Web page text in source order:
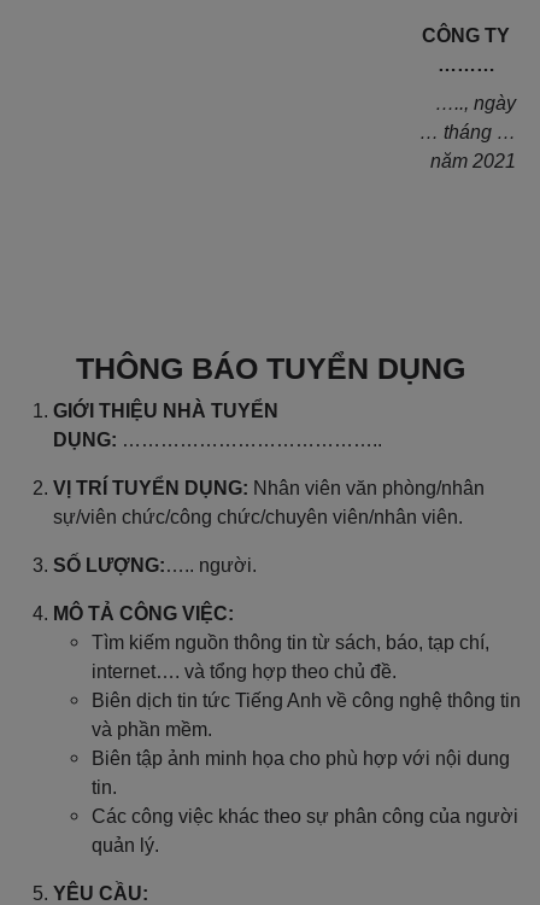
CÔNG TY
………
….., ngày
… tháng …
năm 2021
THÔNG BÁO TUYỂN DỤNG
GIỚI THIỆU NHÀ TUYỂN
DỤNG: …………………………………..
VỊ TRÍ TUYỂN DỤNG: Nhân viên văn phòng/nhân
sự/viên chức/công chức/chuyên viên/nhân viên.
SỐ LƯỢNG:….. người.
MÔ TẢ CÔNG VIỆC:
Tìm kiếm nguồn thông tin từ sách, báo, tạp chí,
internet…. và tổng hợp theo chủ đề.
Biên dịch tin tức Tiếng Anh về công nghệ thông tin
và phần mềm.
Biên tập ảnh minh họa cho phù hợp với nội dung
tin.
Các công việc khác theo sự phân công của người
quản lý.
YÊU CẦU: